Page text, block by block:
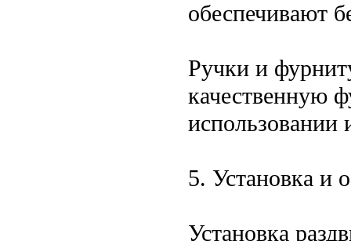
обеспечивают
Ручки и
качественную
использовании
5. Установка и
Установка